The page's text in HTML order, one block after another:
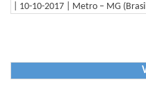
| 10-10-2017 | Metro – MG